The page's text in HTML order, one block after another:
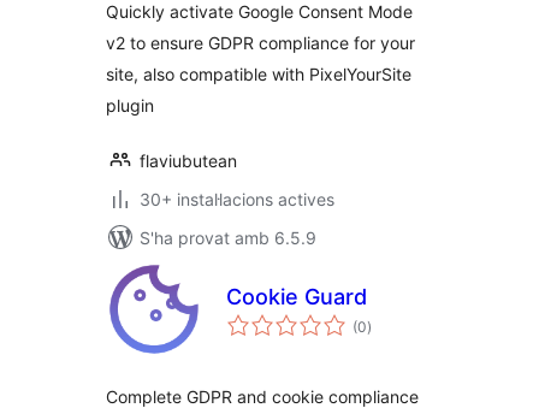
Banner Integration
Quickly activate Google Consent Mode
v2 to ensure GDPR compliance for your
site, also compatible with PixelYourSite
plugin
flaviubutean
30+ instal·lacions actives
S'ha provat amb 6.5.9
Cookie Guard
(0puntuacions
totals
)
Complete GDPR and cookie compliance